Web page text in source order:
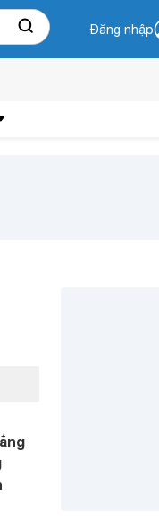
Đăng nhập